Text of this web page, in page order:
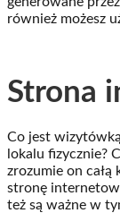
również możesz
Strona
Co jest
lokalu fizycznie?
zrozumie on
stronę
też są ważne w